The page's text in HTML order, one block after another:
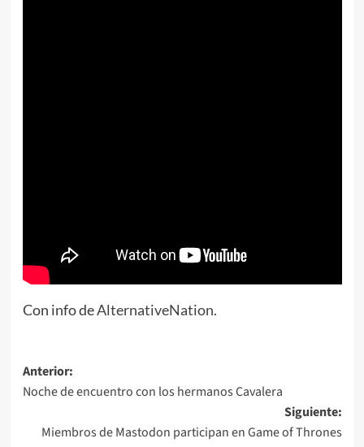
Con info deAlternativeNation.
Navegación
de
entradas
Anterior:
Noche de encuentro con los hermanos Cavalera
Siguiente:
Miembros de Mastodon participan en Game of Thrones